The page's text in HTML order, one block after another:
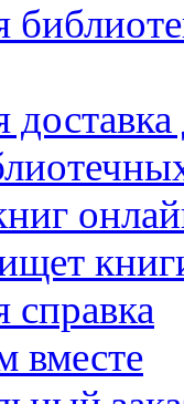
справка
вместе